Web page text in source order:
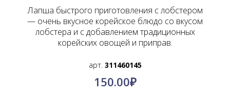
Лапша быстрого приготовления с лобстером
— очень вкусное корейское блюдо со вкусом
лобстера и с добавлением традиционных
корейских овощей и приправ.
арт. 311460145
150.00₽